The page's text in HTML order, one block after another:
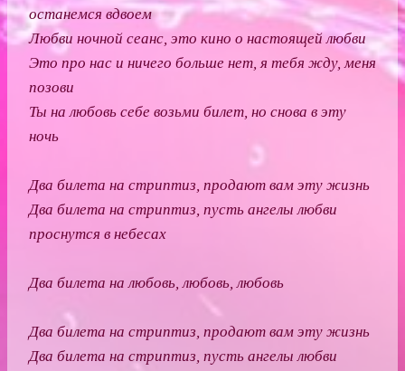
останемся вдвоем
Любви ночной сеанс, это кино о настоящей любви
Это про нас и ничего больше нет, я тебя жду, меня
позови
Ты на любовь себе возьми билет, но снова в эту
ночь
Два билета на стриптиз, продают вам эту жизнь
Два билета на стриптиз, пусть ангелы любви
проснутся в небесах
Два билета на любовь, любовь, любовь
Два билета на стриптиз, продают вам эту жизнь
Два билета на стриптиз, пусть ангелы любви